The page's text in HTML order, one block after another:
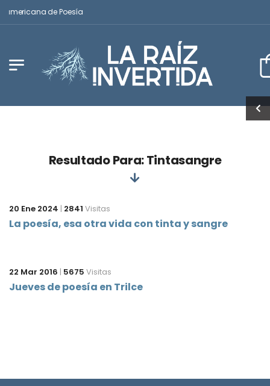
de Poesía
Resultado Para: Tintasangre
20 Ene 2024 | 2841 Visitas
La poesía, esa otra vida con tinta y sangre
22 Mar 2016 | 5675 Visitas
Jueves de poesía en Trilce